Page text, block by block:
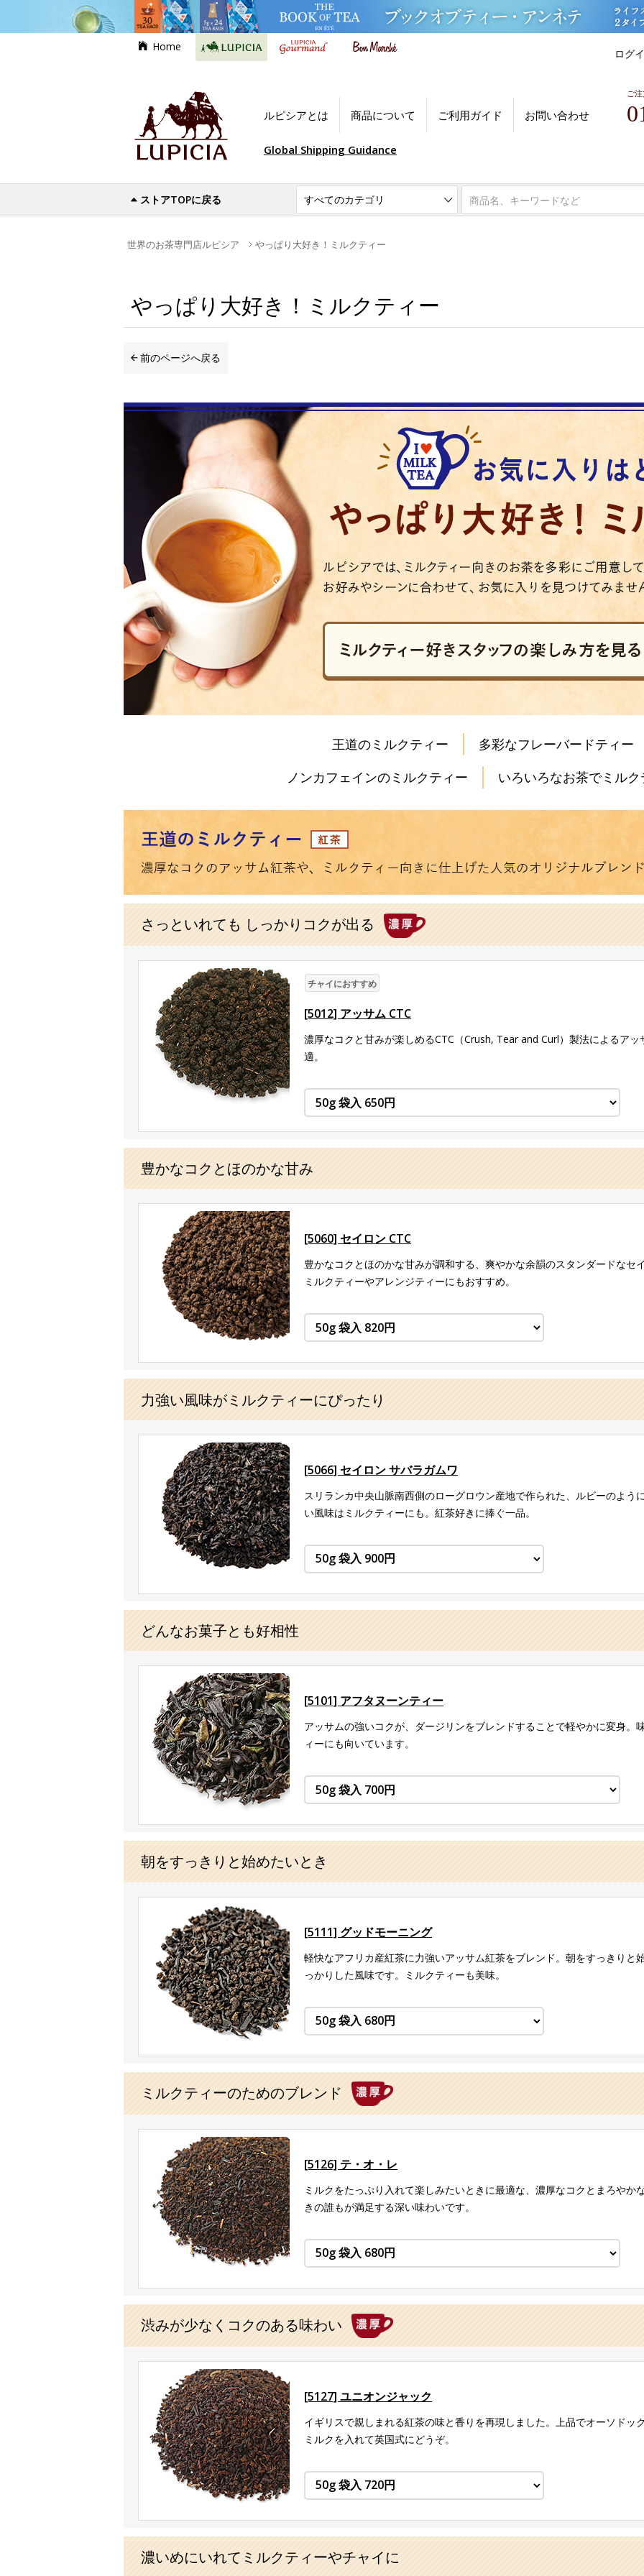
Home
ログ
ルピシアとは 商品について ご利用ガイド お問い合わせ
ご
Global Shipping Guidance
ストアTOPに戻る
世界のお茶専門店ルピシア やっぱり大好き！ミルクティー
やっぱり大好き！ミルクティー
前のページへ戻る
王道のミルクティー
多彩なフレーバードティー
ノンカフェインのミルクティー
いろいろなお茶でミル
さっといれても しっかりコクが出る
チャイにおすすめ
[5012] アッサム CTC
濃厚なコクと甘みが楽しめるCTC（Crush, Tear and Curl）製法によるア
適。
豊かなコクとほのかな甘み
[5060] セイロン CTC
豊かなコクとほのかな甘みが調和する、爽やかな余韻のスタンダードなセ
ミルクティーやアレンジティーにもおすすめ。
力強い風味がミルクティーにぴったり
[5066] セイロン サバラガムワ
スリランカ中央山脈南西側のローグロウン産地で作られた、ルビーのよう
い風味はミルクティーにも。紅茶好きに捧ぐ一品。
どんなお菓子とも好相性
[5101] アフタヌーンティー
アッサムの強いコクが、ダージリンをブレンドすることで軽やかに変身。
ィーにも向いています。
朝をすっきりと始めたいとき
[5111] グッドモーニング
軽快なアフリカ産紅茶に力強いアッサム紅茶をブレンド。朝をすっきりと
っかりした風味です。ミルクティーも美味。
ミルクティーのためのブレンド
[5126] テ・オ・レ
ミルクをたっぷり入れて楽しみたいときに最適な、濃厚なコクとまろやか
きの誰もが満足する深い味わいです。
渋みが少なくコクのある味わい
[5127] ユニオンジャック
イギリスで親しまれる紅茶の味と香りを再現しました。上品でオーソドッ
ミルクを入れて英国式にどうぞ。
濃いめにいれてミルクティーやチャイに